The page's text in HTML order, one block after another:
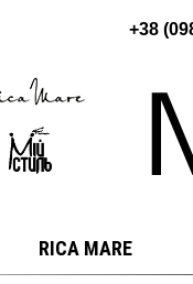
+38
RICA MARE